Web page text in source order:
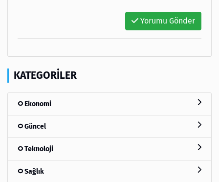
Yorumu Gönder
KATEGORILER
Ekonomi
Güncel
Teknoloji
Sağlık